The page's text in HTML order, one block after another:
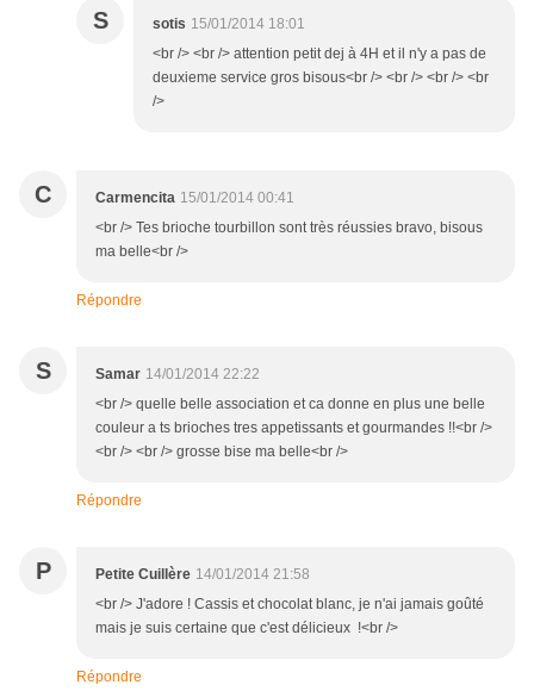
S sotis 15/01/2014 18:01
<br /> <br /> attention petit dej à 4H et il n'y a pas de
deuxieme service gros bisous<br /> <br /> <br /> <br
/>
C Carmencita 15/01/2014 00:41
<br /> Tes brioche tourbillon sont très réussies bravo, bisous
ma belle<br />
Répondre
S Samar 14/01/2014 22:22
<br /> quelle belle association et ca donne en plus une belle
couleur a ts brioches tres appetissants et gourmandes !!<br />
<br /> <br /> grosse bise ma belle<br />
Répondre
P Petite Cuillère 14/01/2014 21:58
<br /> J'adore ! Cassis et chocolat blanc, je n'ai jamais goûté
mais je suis certaine que c'est délicieux !<br />
Répondre